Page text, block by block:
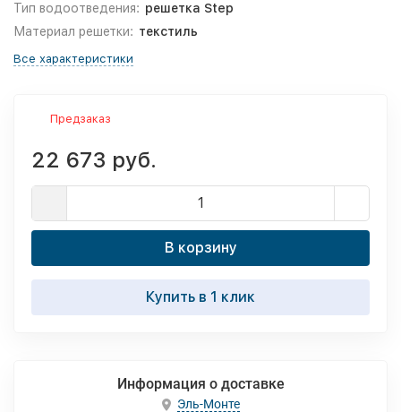
Тип водоотведения: решетка Step
Материал решетки: текстиль
Все характеристики
Предзаказ
22 673 руб.
В корзину
Купить в 1 клик
Информация о доставке
Эль-Монте